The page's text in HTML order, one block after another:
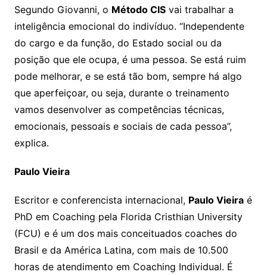
Segundo Giovanni, o Método CISvai trabalhar a
inteligência emocional do indivíduo. “Independente
do cargo e da função, do Estado social ou da
posição que ele ocupa, é uma pessoa. Se está ruim
pode melhorar, e se está tão bom, sempre há algo
que aperfeiçoar, ou seja, durante o treinamento
vamos desenvolver as competências técnicas,
emocionais, pessoais e sociais de cada pessoa”,
explica.
Paulo Vieira
Escritor e conferencista internacional, Paulo Vieiraé
PhD em Coaching pela Florida Cristhian University
(FCU) e é um dos mais conceituados coaches do
Brasil e da América Latina, com mais de 10.500
horas de atendimento em Coaching Individual. É